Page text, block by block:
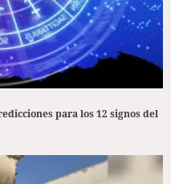
para los 12 signos del